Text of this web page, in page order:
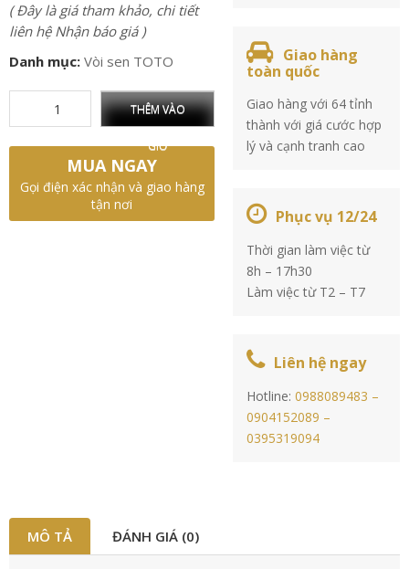
( Đây là giá tham khảo, chi tiết
liên hệ Nhận báo giá )
Danh mục: Vòi sen TOTO
THÊM VÀO
GIỎ
MUA NGAY
Gọi điện xác nhận và giao hàng
tận nơi
Giao hàng
toàn quốc
Giao hàng với 64 tỉnh
thành với giá cước hợp
lý và cạnh tranh cao
Phục vụ 12/24
Thời gian làm việc từ
8h – 17h30
Làm việc từ T2 – T7
Liên hệ ngay
Hotline:0988089483 –
0904152089 –
0395319094
MÔ TẢ ĐÁNH GIÁ (0)